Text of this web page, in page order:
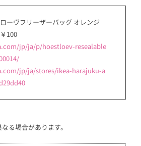
ーヴフリーザーバッグ オレンジ
100
jp/ja/p/hoestloev-resealable
jp/ja/stores/ikea-harajuku-a
る場合があります。